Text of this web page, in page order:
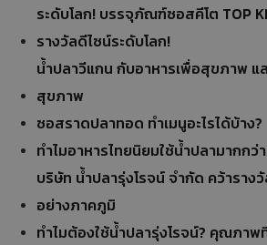
ระดับโลก! บรรจุภัณฑ์ซอสคีโต TOP
รางวัลดีไซน์ระดับโลก!
น้ำปลาวีแกน กับอาหารเพื่อสุขภาพ แ
สุขภาพ
ซอสราดปลาทอด ทำเมนูอะไรได้บ้าง?
ทำไมอาหารไทยนิยมใช้น้ำปลามากกว่
บริษัท น้ำปลารุ่งโรจน์ จำกัด คว้ารางวั
อย่างภาคภูมิ
ทำไมต้องใช้น้ำปลารุ่งโรจน์? คุณภา